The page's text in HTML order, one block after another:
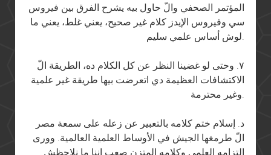
المؤتمر الصحفي والّ حاول بيه يشرح الفرق بين فيروس
سي وفيروس الإيدز كلام غير صحيح، يعني غلط، يعني ما
لوش أساس علمي سليم.
٧. وحتى لو غضينا النظر عن كل الكلام ده، الطريقة الّ
الاكتشافات العظيمة دي اتعرضت بيها طريقة غير علمية
وغير محترمة.
د. إسلام ختم كلامه بالتعبير عن زعله على سمعة مصر
الّ طرمغها الجيش في الأوساط العلمية العالمية. وورى
إلتزامه العلمي وكلامه المتزن صعب إننا ما نلاحظش